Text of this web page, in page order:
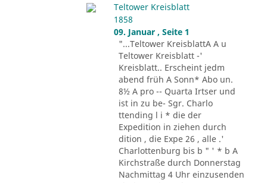
Teltower Kreisblatt
1858
09. Januar , Seite 1
"...Teltower KreisblattA A u
Teltower Kreisblatt -'
Kreisblatt.. Erscheint jedm
abend früh A Sonn* Abo un.
8½ A pro -- Quarta Irtser und
ist in zu be- Sgr. Charlo
ttending l i * die der
Expedition in ziehen durch
dition , die Expe 26 , alle .'
Charlottenburg bis b " ' * b A
Kirchstraße durch Donnerstag
Nachmittag 4 Uhr einzusenden